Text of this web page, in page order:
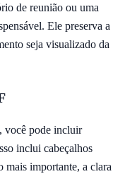
de reunião ou uma
Ele preserva a
seja visualizado da
, você pode incluir
inclui cabeçalhos
mais importante, a clara